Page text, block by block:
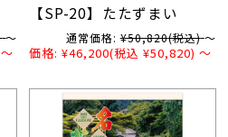
～
～
【SP-20】たたずまい
通常価格: ¥50,820(税込) ～
価格: ¥46,200(税込 ¥50,820) ～